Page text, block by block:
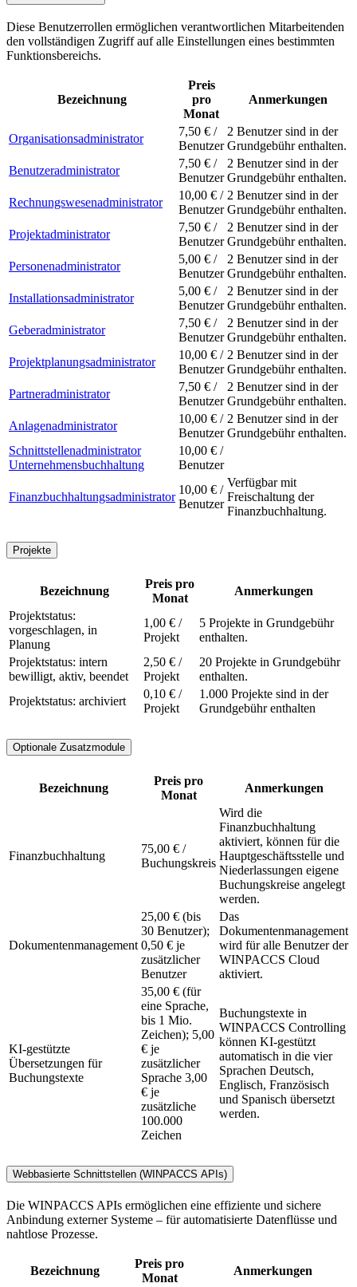
Diese Benutzerrollen ermöglichen verantwortlichen Mitarbeitenden
den vollständigen Zugriff auf alle Einstellungen eines bestimmten
Funktionsbereichs.
Bezeichnung
Preis
pro
Monat
Anmerkungen
Organisationsadministrator
7,50 € /
Benutzer
2 Benutzer sind in der
Grundgebühr enthalten.
Benutzeradministrator
7,50 € /
Benutzer
2 Benutzer sind in der
Grundgebühr enthalten.
Rechnungswesenadministrator
10,00 € /
Benutzer
2 Benutzer sind in der
Grundgebühr enthalten.
Projektadministrator
7,50 € /
Benutzer
2 Benutzer sind in der
Grundgebühr enthalten.
Personenadministrator
5,00 € /
Benutzer
2 Benutzer sind in der
Grundgebühr enthalten.
Installationsadministrator
5,00 € /
Benutzer
2 Benutzer sind in der
Grundgebühr enthalten.
Geberadministrator
7,50 € /
Benutzer
2 Benutzer sind in der
Grundgebühr enthalten.
Projektplanungsadministrator
10,00 € /
Benutzer
2 Benutzer sind in der
Grundgebühr enthalten.
Partneradministrator
7,50 € /
Benutzer
2 Benutzer sind in der
Grundgebühr enthalten.
Anlagenadministrator
10,00 € /
Benutzer
2 Benutzer sind in der
Grundgebühr enthalten.
Schnittstellenadministrator
Unternehmensbuchhaltung
10,00 € /
Benutzer
Finanzbuchhaltungsadministrator
10,00 € /
Benutzer
Verfügbar mit
Freischaltung der
Finanzbuchhaltung.
Projekte
Bezeichnung
Preis pro
Monat
Anmerkungen
Projektstatus:
vorgeschlagen, in
Planung
1,00 € /
Projekt
5 Projekte in Grundgebühr
enthalten.
Projektstatus: intern
bewilligt, aktiv, beendet
2,50 € /
Projekt
20 Projekte in Grundgebühr
enthalten.
Projektstatus: archiviert
0,10 € /
Projekt
1.000 Projekte sind in der
Grundgebühr enthalten
Optionale Zusatzmodule
Bezeichnung
Preis pro
Monat
Anmerkungen
Finanzbuchhaltung
75,00 € /
Buchungskreis
Wird die
Finanzbuchhaltung
aktiviert, können für die
Hauptgeschäftsstelle und
Niederlassungen eigene
Buchungskreise angelegt
werden.
Dokumentenmanagement
25,00 € (bis
30 Benutzer);
0,50 € je
zusätzlicher
Benutzer
Das
Dokumentenmanagement
wird für alle Benutzer der
WINPACCS Cloud
aktiviert.
KI-gestützte
Übersetzungen für
Buchungstexte
35,00 € (für
eine Sprache,
bis 1 Mio.
Zeichen); 5,00
€ je
zusätzlicher
Sprache 3,00
€ je
zusätzliche
100.000
Zeichen
Buchungstexte in
WINPACCS Controlling
können KI-gestützt
automatisch in die vier
Sprachen Deutsch,
Englisch, Französisch
und Spanisch übersetzt
werden.
Webbasierte Schnittstellen (WINPACCS APIs)
Die WINPACCS APIs ermöglichen eine effiziente und sichere
Anbindung externer Systeme – für automatisierte Datenflüsse und
nahtlose Prozesse.
Bezeichnung
Preis pro
Monat
Anmerkungen